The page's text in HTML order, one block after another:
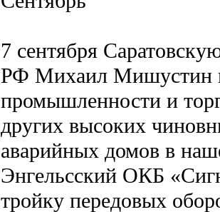
7 сентября
РФ Михаил Мишустин
промышленности и
других высоких
аварийных домов в
Энгельсский ОКБ
тройку передовых